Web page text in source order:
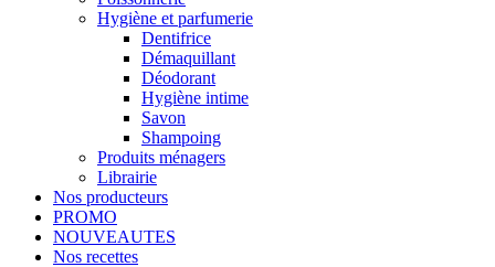
Hygiène et parfumerie
Dentifrice
Démaquillant
Déodorant
Hygiène intime
Savon
Shampoing
Produits ménagers
Librairie
Nos producteurs
PROMO
NOUVEAUTES
Nos recettes